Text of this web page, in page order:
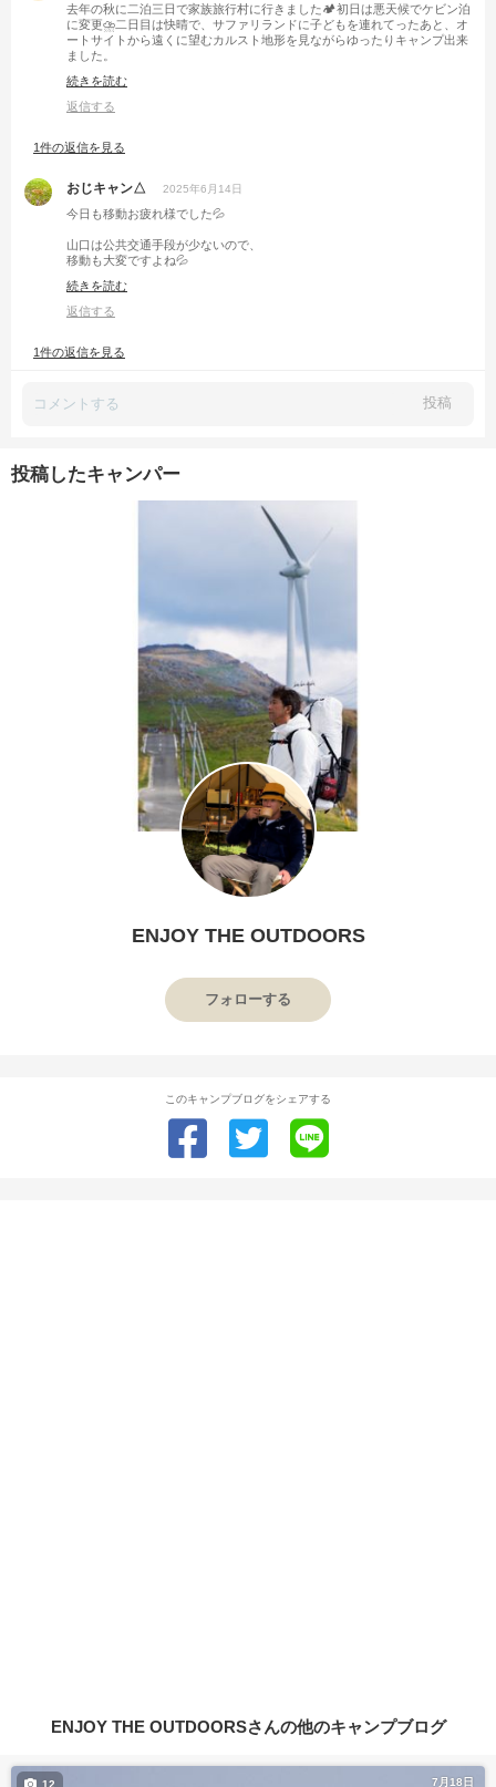
去年の秋に二泊三日で家族旅行村に行きました🏕️初日は悪天候でケビン泊
に変更⛈️二日目は快晴で、サファリランドに子どもを連れてったあと、オ
ートサイトから遠くに望むカルスト地形を見ながらゆったりキャンプ出来
ました。
秋吉台周辺は静かで長閑で本当に良いところですよね✨その時久しぶりに
秋吉台展望台に行ったら、カフェみたいなのが出来ててめっちゃ賑わって
ました😳
続きを読む
返信する
1件の返信を見る
おじキャン△ 2025年6月14日
今日も移動お疲れ様でした💦
山口は公共交通手段が少ないので、
移動も大変ですよね💦
ったり…💦笑
『秋吉台家族旅行村』は
レストランは
近くに秋吉台の展望台もあるので
もし余裕があればそちらにも♫
続きを読む
返信する
1件の返信を見る
投稿
投稿したキャンパー
ENJOY THE OUTDOORS
フォローする
このキャンプブログをシェアする
ENJOY THE OUTDOORSさんの他のキャンプブログ
7月18日
12